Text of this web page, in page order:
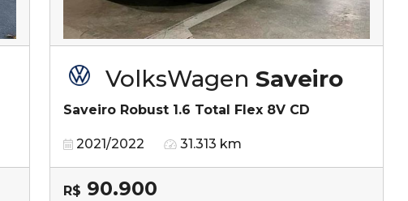
VolksWagen Saveiro
Saveiro Robust 1.6 Total Flex 8V CD
2021/2022 31.313 km
R$ 90.900